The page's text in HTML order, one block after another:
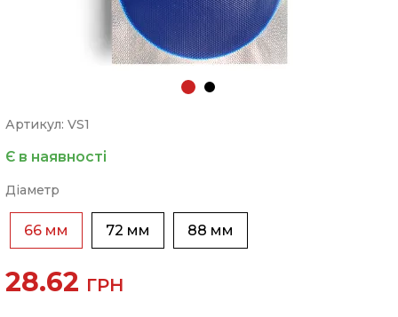
Артикул: VS1
Є в наявності
Діаметр
66 мм 72 мм 88 мм
28.62 ГРН